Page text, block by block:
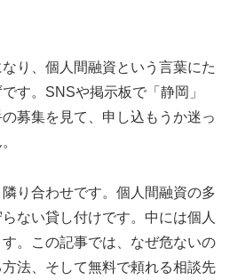
り、個人間融資という言葉にた
す。SNSや掲示板で「静岡」
募集を見て、申し込もうか迷っ
り合わせです。個人間融資の多
ない貸し付けです。中には個人
。この記事では、なぜ危ないの
法、そして無料で頼れる相談先